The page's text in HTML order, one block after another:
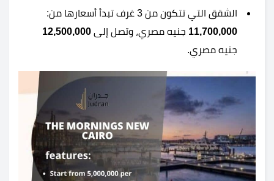
الشقق التي تتكون من 3 غرف تبدأ أسعارها من:
11,700,000 جنيه مصري، وتصل إلى 12,500,000
جنيه مصري.